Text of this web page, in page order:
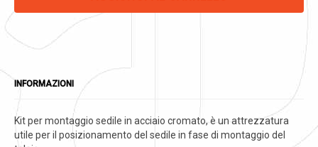
INFORMAZIONI
Kit per montaggio sedile in acciaio cromato, è un attrezzatura
utile per il posizionamento del sedile in fase di montaggio del